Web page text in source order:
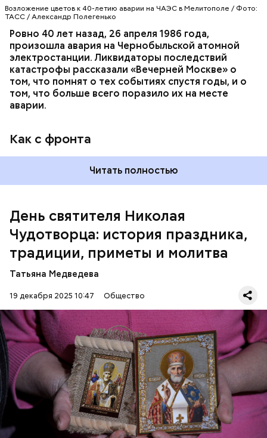
Возложение цветов к 40-летию аварии на ЧАЭС в Мелитополе / Фото:
ТАСС / Александр Полегенько
Ровно 40 лет назад, 26 апреля 1986 года,
произошла авария на Чернобыльской атомной
электростанции. Ликвидаторы последствий
катастрофы рассказали «Вечерней Москве» о
том, что помнят о тех событиях спустя годы, и о
том, что больше всего поразило их на месте
аварии.
Как с фронта
Читать полностью
День святителя Николая
Чудотворца: история праздника,
традиции, приметы и молитва
Татьяна Медведева
19 декабря 2025 10:47 Общество
Перенесемся в III век в Малую Азию. В ту эпоху
жизнь христиан была очень трудной. Они жили в
постоянной опасности быть подвергнутыми
мучительным пыткам и даже смерти от рук
язычников.
Как рассказывает Житие, преподобный родился в
христианской религией и рано принял решение
посвятить свою жизнь Богу. Целыми днями отрок
книги. Его дядя, епископ Николай Патарский, видя
такое усердие, сделал юношу чтецом, а затем и
полученные в наследство от родителей, Николай
отдал на дела милосердия. Со временем Николай
стал епископом в городе Мире. Он был страстным
проповедником христианства. Ему также
приписывают разрушение нескольких языческих
храмов и чудеса, творимые силой молитвы. Этот
человек лучше любого врача исцелял больных,
обреченных на смерть, и даже воскрешал мертвых.
Как гласит предание, совершая паломничество в
Иерусалим, Николай Чудотворец по просьбе
отчаявшихся путников молитвой успокоил
разбушевавшееся море.
ПРАВОСЛАВИЕ
ПРАЗДНИКИ
ХРИСТИАНСТВО
РЕЛИГИЯ ЦЕРКОВЬ